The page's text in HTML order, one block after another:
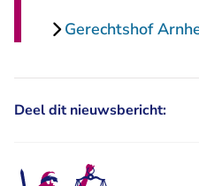
Gerechtshof
Deel dit nieuwsbericht: